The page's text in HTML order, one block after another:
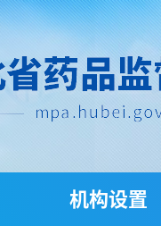
机构设置